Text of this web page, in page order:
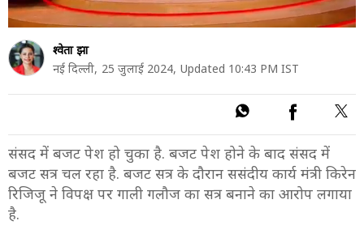
श्वेता झा
नई दिल्ली, 25 जुलाई 2024, Updated 10:43 PM IST
संसद में बजट पेश हो चुका है. बजट पेश होने के बाद संसद में
बजट सत्र चल रहा है. बजट सत्र के दौरान ससंदीय कार्य मंत्री किरेन
रिजिजू ने विपक्ष पर गाली गलौज का सत्र बनाने का आरोप लगाया
है.